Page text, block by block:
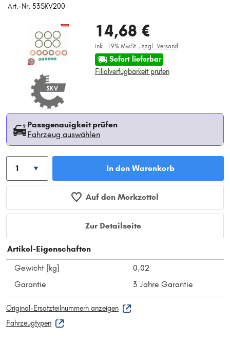
Art.-Nr. 53SKV200
14,68 €
inkl. 19% MwSt., zzgl. Versand
Sofort lieferbar
Filialverfügbarkeit prüfen
Passgenauigkeit prüfen
Fahrzeug auswählen
In den Warenkorb
Auf den Merkzettel
Zur Detailseite
Artikel-Eigenschaften
Gewicht [kg]
0,02
Garantie
3 Jahre Garantie
Original-Ersatzteilnummern anzeigen
Fahrzeugtypen